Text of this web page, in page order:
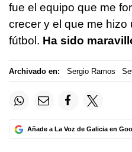
fue el equipo que me
crecer y el que me hizo
fútbol. Ha sido
Archivado en: Sergio Ramos
Añade a La Voz de Galicia en